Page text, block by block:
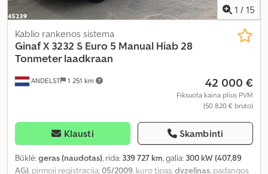
1 / 15
ANDELST 1 251 km
Kablio rankenos sistema
GinafX 3232 S Euro 5 Manual Hiab 28
Tonmeter laadkraan
42 000 €
Fiksuota kaina plius PVM
(50 820 € bruto)
Klausti Skambinti
Būklė:geras (naudotas), rida: 339 727 km, galia: 300 kW (407,89
AG), pirmoji registracija:05/2009, kuro tipas:dyzelinas, padangos